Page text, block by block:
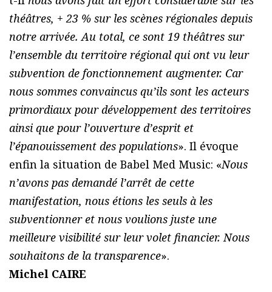
théâtres, + 23 % sur les scènes régionales depuis
notre arrivée. Au total, ce sont 19 théâtres sur
l’ensemble du territoire régional qui ont vu leur
subvention de fonctionnement augmenter. Car
nous sommes convaincus qu’ils sont les acteurs
primordiaux pour développement des territoires
ainsi que pour l’ouverture d’esprit et
l’épanouissement des populations». Il évoque
enfin la situation de Babel Med Music: «Nous
n’avons pas demandé l’arrêt de cette
manifestation, nous étions les seuls à les
subventionner et nous voulions juste une
meilleure visibilité sur leur volet financier. Nous
souhaitons de la transparence».
Michel CAIRE